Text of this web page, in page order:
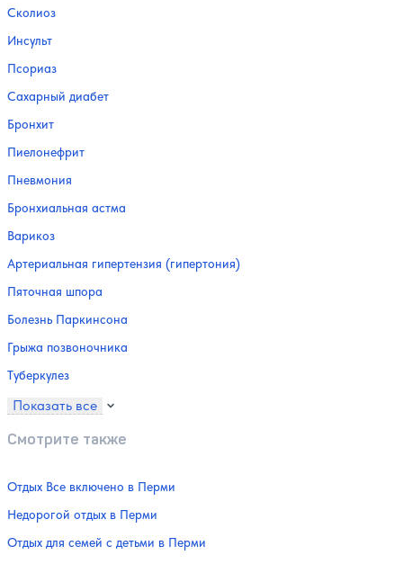
Сколиоз
Инсульт
Псориаз
Сахарный диабет
Бронхит
Пиелонефрит
Пневмония
Бронхиальная астма
Варикоз
Артериальная гипертензия (гипертония)
Пяточная шпора
Болезнь Паркинсона
Грыжа позвоночника
Туберкулез
Показать все
Смотрите также
Отдых Все включено в Перми
Недорогой отдых в Перми
Отдых для семей с детьми в Перми